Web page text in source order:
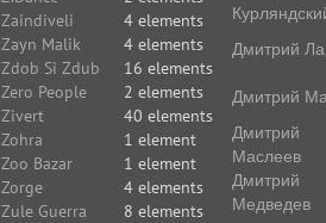
Zaindiveli
4 elements
Zayn Malik
4 elements
Zdob Si Zdub
16 elements
Zero People
2 elements
Zivert
40 elements
Zohra
1 element
Zoo Bazar
1 element
Zorge
4 elements
Zule Guerra
8 elements
Дмитрий
Дмитрий
Дмитрий
Маслеев
Дмитрий
Медведев